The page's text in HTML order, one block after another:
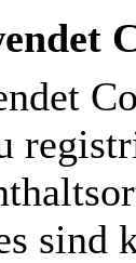
sind